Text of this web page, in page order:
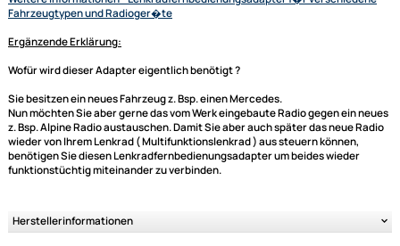
Titel skip (hoch/runter)
je nach Gegebenheit (sprich Radio und Lenkradbedieneinheit) k�nnen
einige Funktionen hinzukommen
Bitte unbedingt kontrollieren:
Bitte achten Sie auch darauf, dass Ihr neues Ger�t einen externen
Fernbedienungsanschluss hat, damit das Interface dort angeschlossen
werden kann.
Weitere Informationen- Lenkradfernbedienungsadapter f�r
Fahrzeugtypen und Radioger�te
Ultramall
Wir versenden mit